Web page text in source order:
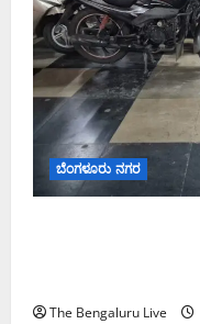
ಬೆಂಗಳೂರು ನಗರ
The Bengaluru Live